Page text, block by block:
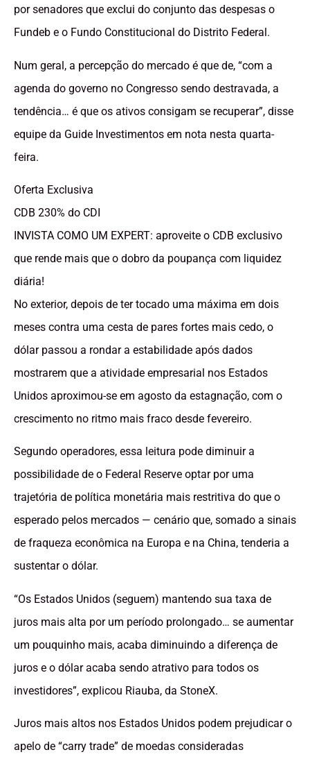
por senadores que exclui do conjunto das despesas o
Fundeb e o Fundo Constitucional do Distrito Federal.
Num geral, a percepção do mercado é que de, “com a
agenda do governo no Congresso sendo destravada, a
tendência… é que os ativos consigam se recuperar”, disse
equipe da Guide Investimentos em nota nesta quarta-
feira.
Oferta Exclusiva
CDB 230% do CDI
INVISTA COMO UM EXPERT: aproveite o CDB exclusivo
que rende mais que o dobro da poupança com liquidez
diária!
No exterior, depois de ter tocado uma máxima em dois
meses contra uma cesta de pares fortes mais cedo, o
dólar passou a rondar a estabilidade após dados
mostrarem que a atividade empresarial nos Estados
Unidos aproximou-se em agosto da estagnação, com o
crescimento no ritmo mais fraco desde fevereiro.
Segundo operadores, essa leitura pode diminuir a
possibilidade de o Federal Reserve optar por uma
trajetória de política monetária mais restritiva do que o
esperado pelos mercados — cenário que, somado a sinais
de fraqueza econômica na Europa e na China, tenderia a
sustentar o dólar.
“Os Estados Unidos (seguem) mantendo sua taxa de
juros mais alta por um período prolongado… se aumentar
um pouquinho mais, acaba diminuindo a diferença de
juros e o dólar acaba sendo atrativo para todos os
investidores”, explicou Riauba, da StoneX.
Juros mais altos nos Estados Unidos podem prejudicar o
apelo de “carry trade” de moedas consideradas